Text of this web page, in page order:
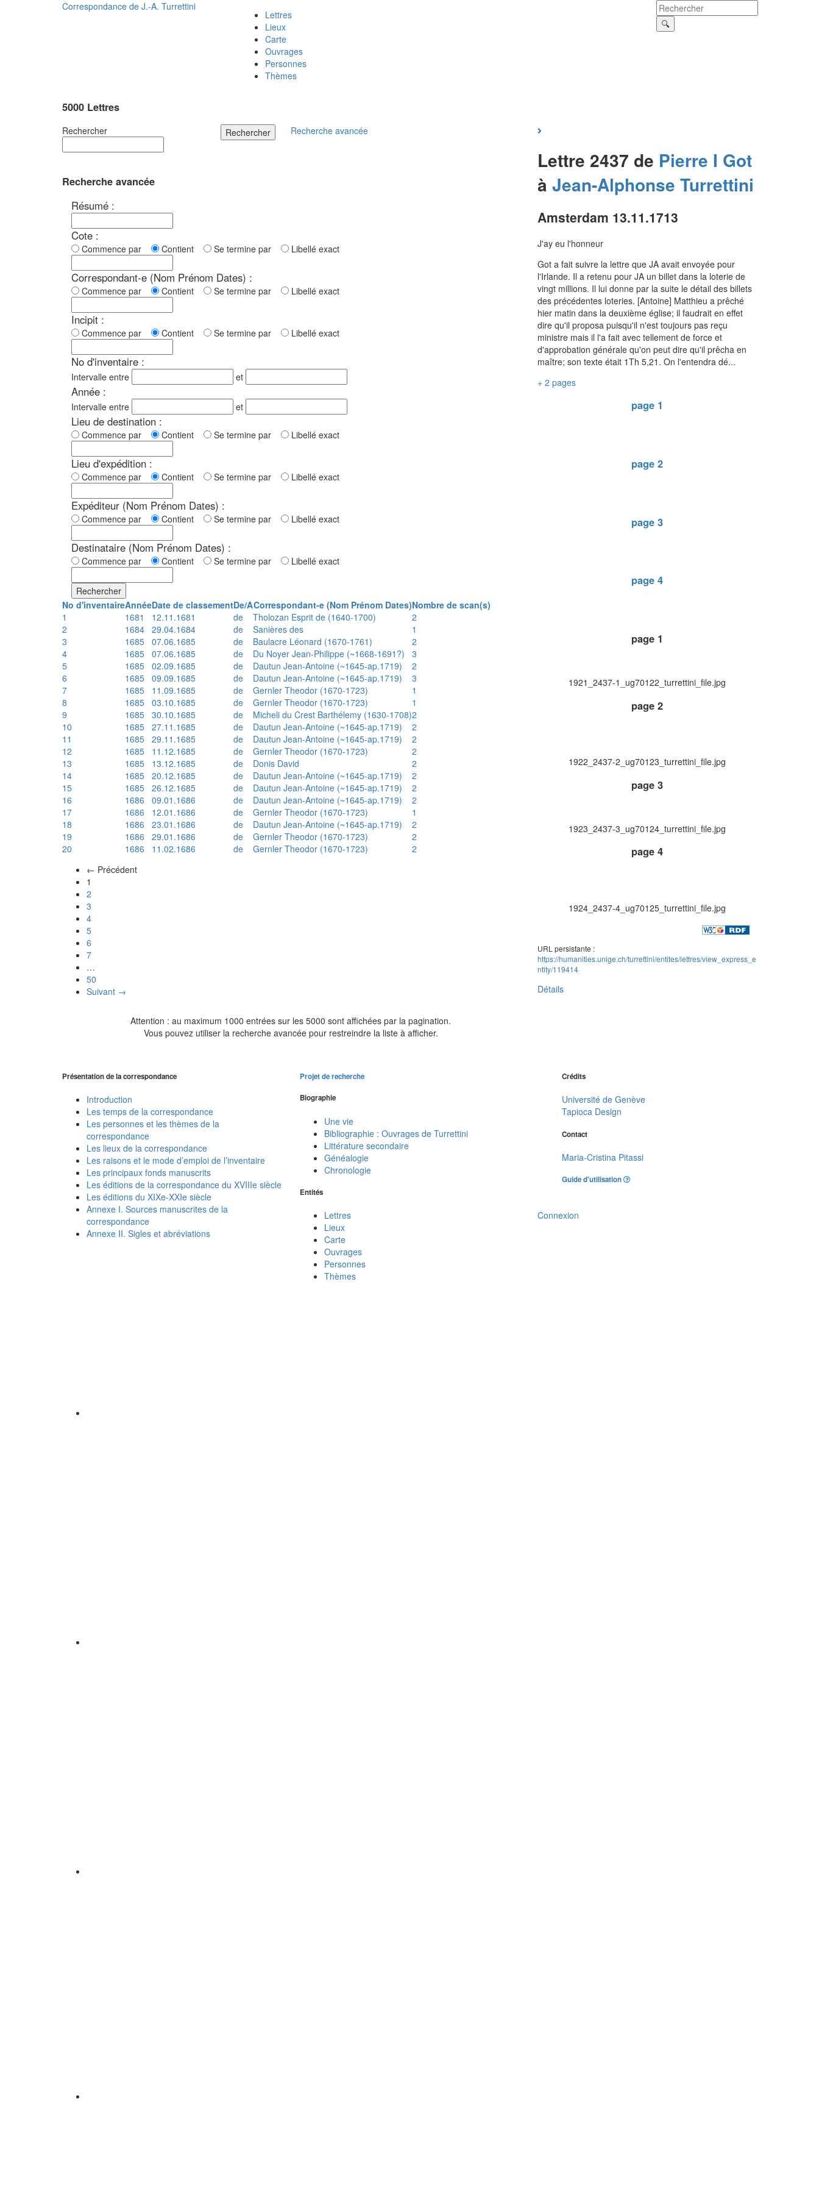
Correspondance de J.-A. Turrettini
Lettres
Lieux
Carte
Ouvrages
Personnes
Thèmes
5000 Lettres
Rechercher Rechercher Recherche avancée
Recherche avancée
Résumé :
Cote :
Commence par Contient Se termine par Libellé exact
Correspondant-e (Nom Prénom Dates) :
Commence par Contient Se termine par Libellé exact
Incipit :
Commence par Contient Se termine par Libellé exact
No d'inventaire :
Intervalle entre et
Année :
Intervalle entre et
Lieu de destination :
Commence par Contient Se termine par Libellé exact
Lieu d'expédition :
Commence par Contient Se termine par Libellé exact
Expéditeur (Nom Prénom Dates) :
Commence par Contient Se termine par Libellé exact
Destinataire (Nom Prénom Dates) :
Commence par Contient Se termine par Libellé exact
Rechercher
No d'inventaireAnnéeDate de classementDe/ACorrespondant-e (Nom Prénom Dates)Nombre de scan(s)
1
1681 12.11.1681 de Tholozan Esprit de (1640-1700)
2
2
1684 29.04.1684 de Sanières des
1
3
1685 07.06.1685 de Baulacre Léonard (1670-1761)
2
4
1685 07.06.1685 de Du Noyer Jean-Philippe (~1668-1691?)
3
5
1685 02.09.1685 de Dautun Jean-Antoine (~1645-ap.1719)
2
6
1685 09.09.1685 de Dautun Jean-Antoine (~1645-ap.1719)
3
7
1685 11.09.1685 de Gernler Theodor (1670-1723)
1
8
1685 03.10.1685 de Gernler Theodor (1670-1723)
1
9
1685 30.10.1685 de Micheli du Crest Barthélemy (1630-1708)2
10
1685 27.11.1685 de Dautun Jean-Antoine (~1645-ap.1719)
2
11
1685 29.11.1685 de Dautun Jean-Antoine (~1645-ap.1719)
2
12
1685 11.12.1685 de Gernler Theodor (1670-1723)
2
13
1685 13.12.1685 de Donis David
2
14
1685 20.12.1685 de Dautun Jean-Antoine (~1645-ap.1719)
2
15
1685 26.12.1685 de Dautun Jean-Antoine (~1645-ap.1719)
2
16
1686 09.01.1686 de Dautun Jean-Antoine (~1645-ap.1719)
2
17
1686 12.01.1686 de Gernler Theodor (1670-1723)
1
18
1686 23.01.1686 de Dautun Jean-Antoine (~1645-ap.1719)
2
19
1686 29.01.1686 de Gernler Theodor (1670-1723)
2
20
1686 11.02.1686 de Gernler Theodor (1670-1723)
2
← Précédent
1
2
3
4
5
6
7
…
50
Suivant →
Attention : au maximum 1000 entrées sur les 5000 sont affichées par la pagination.
Vous pouvez utiliser la recherche avancée pour restreindre la liste à afficher.
Lettre 2437 de Pierre I Got
à Jean-Alphonse Turrettini
Amsterdam 13.11.1713
J'ay eu l'honneur
Got a fait suivre la lettre que JA avait envoyée pour
l'Irlande. Il a retenu pour JA un billet dans la loterie de
vingt millions. Il lui donne par la suite le détail des billets
des précédentes loteries. [Antoine] Matthieu a prêché
hier matin dans la deuxième église; il faudrait en effet
dire qu'il proposa puisqu'il n'est toujours pas reçu
ministre mais il l'a fait avec tellement de force et
d'approbation générale qu'on peut dire qu'il prêcha en
maître; son texte était 1Th 5,21. On l'entendra dé...
+ 2 pages
page 1
page 2
page 3
page 4
page 1
1921_2437-1_ug70122_turrettini_file.jpg
page 2
1922_2437-2_ug70123_turrettini_file.jpg
page 3
1923_2437-3_ug70124_turrettini_file.jpg
page 4
1924_2437-4_ug70125_turrettini_file.jpg
URL persistante :
https://humanities.unige.ch/turrettini/entites/lettres/view_express_e
ntity/119414
Détails
Présentation de la correspondance
Introduction
Les temps de la correspondance
Les personnes et les thèmes de la
correspondance
Les lieux de la correspondance
Les raisons et le mode d’emploi de l’inventaire
Les principaux fonds manuscrits
Les éditions de la correspondance du XVIIIe siècle
Les éditions du XIXe-XXIe siècle
Annexe I. Sources manuscrites de la
correspondance
Annexe II. Sigles et abréviations
Projet de recherche
Biographie
Une vie
Bibliographie : Ouvrages de Turrettini
Littérature secondaire
Généalogie
Chronologie
Entités
Lettres
Lieux
Carte
Ouvrages
Personnes
Thèmes
Crédits
Université de Genève
Tapioca Design
Contact
Maria-Cristina Pitassi
Guide d'utilisation
Connexion